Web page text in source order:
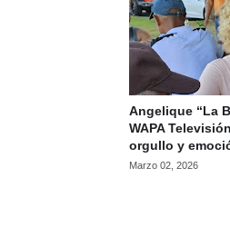
Angelique “La
WAPA
orgullo y
Marzo 02, 2026